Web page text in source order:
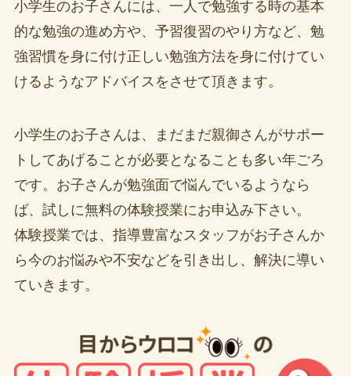
小学生のお子さんには、一人で勉強する時の基本
的な勉強の進め方や、予習復習のやり方など、勉
強習慣を身に付け正しい勉強方法を身に付けてい
けるようなアドバイスをさせて頂きます。
小学生のお子さんは、まだまだ親御さんがサポー
トしてあげることが必要となることも多い年ごろ
です。お子さんが勉強面で悩んでいるようなら
ば、試しに無料の体験授業にお申込み下さい。
体験授業では、指導豊富なスタッフがお子さんか
ら今のお悩みや不安などを引き出し、解決に導い
ていきます。